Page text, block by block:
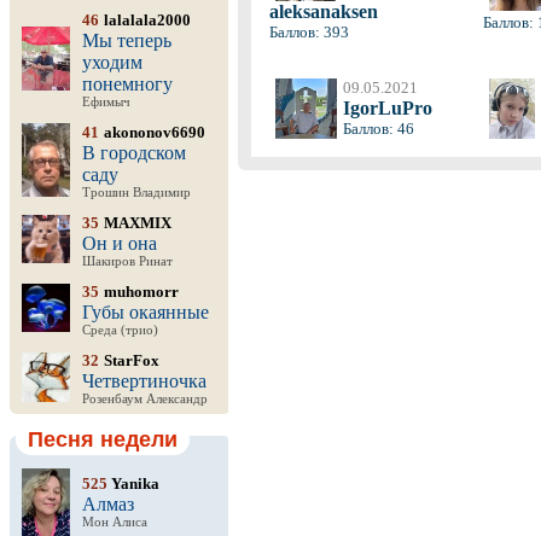
46 lalalala2000
Мы теперь
уходим
понемногу
Ефимыч
41 akononov6690
В городском
саду
Трошин Владимир
35 MAXMIX
Он и она
Шакиров Ринат
35 muhomorr
Губы окаянные
Среда (трио)
32 StarFox
Четвертиночка
Розенбаум Александр
Песня недели
525 Yanika
Алмаз
Мон Алиса
aleksanaksen
Баллов: 393
Баллов:
09.05.2021
IgorLuPro
Баллов: 46